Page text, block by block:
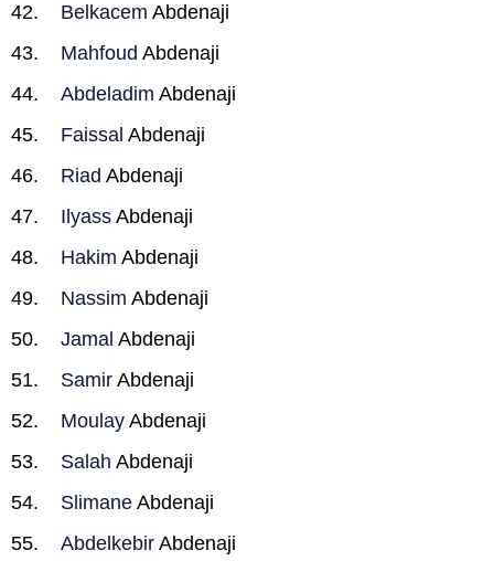
Belkacem Abdenaji
Mahfoud Abdenaji
Abdeladim Abdenaji
Faissal Abdenaji
Riad Abdenaji
Ilyass Abdenaji
Hakim Abdenaji
Nassim Abdenaji
Jamal Abdenaji
Samir Abdenaji
Moulay Abdenaji
Salah Abdenaji
Slimane Abdenaji
Abdelkebir Abdenaji